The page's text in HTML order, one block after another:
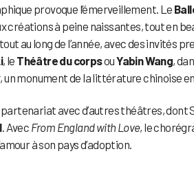
provoque l’émerveillement. Le
créations à peine naissantes, tout en
au long de l’année, avec des invités
, le Théâtre du corpsouYabin Wang,
, un monument de la littérature chinoise
avec d’autres théâtres, dont
. Avec From England with Love, le
à son pays d’adoption.